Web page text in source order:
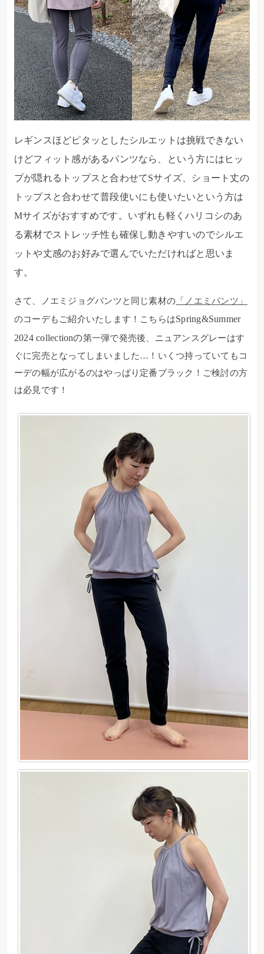
レギンスほどピタッとしたシルエットは挑戦できない
けどフィット感があるパンツなら、という方にはヒッ
プが隠れるトップスと合わせてSサイズ、ショート丈の
トップスと合わせて普段使いにも使いたいという方は
Mサイズがおすすめです。いずれも軽くハリコシのあ
る素材でストレッチ性も確保し動きやすいのでシルエ
ットや丈感のお好みで選んでいただければと思いま
す。
さて、ノエミジョグパンツと同じ素材の 「ノエミパンツ」
のコーデもご紹介いたします！こちらはSpring&Summer
2024 collectionの第一弾で発売後、ニュアンスグレーはす
ぐに完売となってしまいました…！いくつ持っていてもコ
ーデの幅が広がるのはやっぱり定番ブラック！ご検討の方
は必見です！